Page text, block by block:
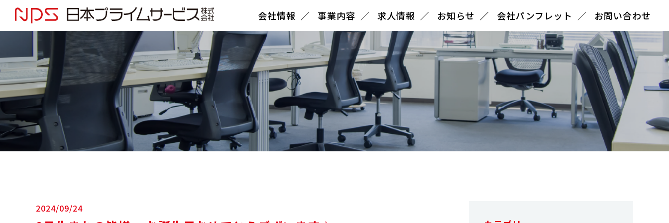
会社情報 事業内容 求人情報 お知らせ 会社パンフレット お問い合わせ
2024/09/24